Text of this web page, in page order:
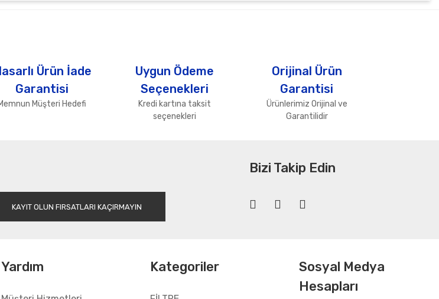
Gönder
Ürün İade
Garantisi
Müşteri Hedefi
Uygun Ödeme
Seçenekleri
Kredi kartına taksit
seçenekleri
Orijinal Ürün
Garantisi
Ürünlerimiz Orijinal ve
Garantilidir
KAYIT OLUN FIRSATLARI KAÇIRMAYIN
Bizi Takip Edin
Yardım Kategoriler
Sosyal Medya
Hesapları